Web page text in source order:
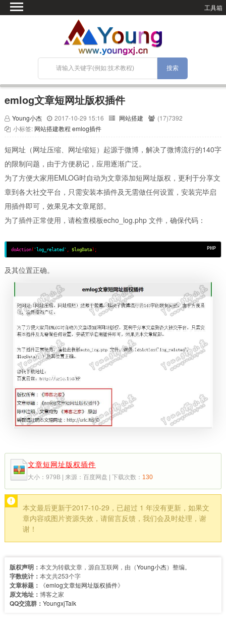
工具箱
网站搭建
关于Blog
宝塔面板
emlog文章短网址版权插件
Young小杰 2017-10-29 15:16 网站搭建
(17)7392
小标签: 网站搭建教程 emlog插件
短网址（网址压缩、网址缩短）起源于微博，解决了微博流行的140字
的限制问题，由于方便易记，应用逐渐广泛。
为了方便大家用EMLOG时自动为文章添加短网址版权，更利于分享文
章到各大社交平台，只需安装本插件及无需做任何设置，安装完毕启
用插件即可，效果见本文章尾部。
为了插件正常使用，请检查模板echo_log.php 文件，确保代码：
doAction ( 'log_related' $logData );
及其位置正确。
文章短网址版权插件
大小：979B | 来源：百度网盘 | 下载次数： 130
本文最后更新于2017-10-29，已超过 1 年没有更新，如果文
章内容或图片资源失效，请留言反馈，我们会及时处理，谢
谢！
版权声明： 本文为转载文章，源自互联网，由（Young小杰）整编。
字数统计： 本文共253个字
文章标题： 《emlog文章短网址版权插件》
原文地址： 博客之家
QQ交流群： YoungxjTalk